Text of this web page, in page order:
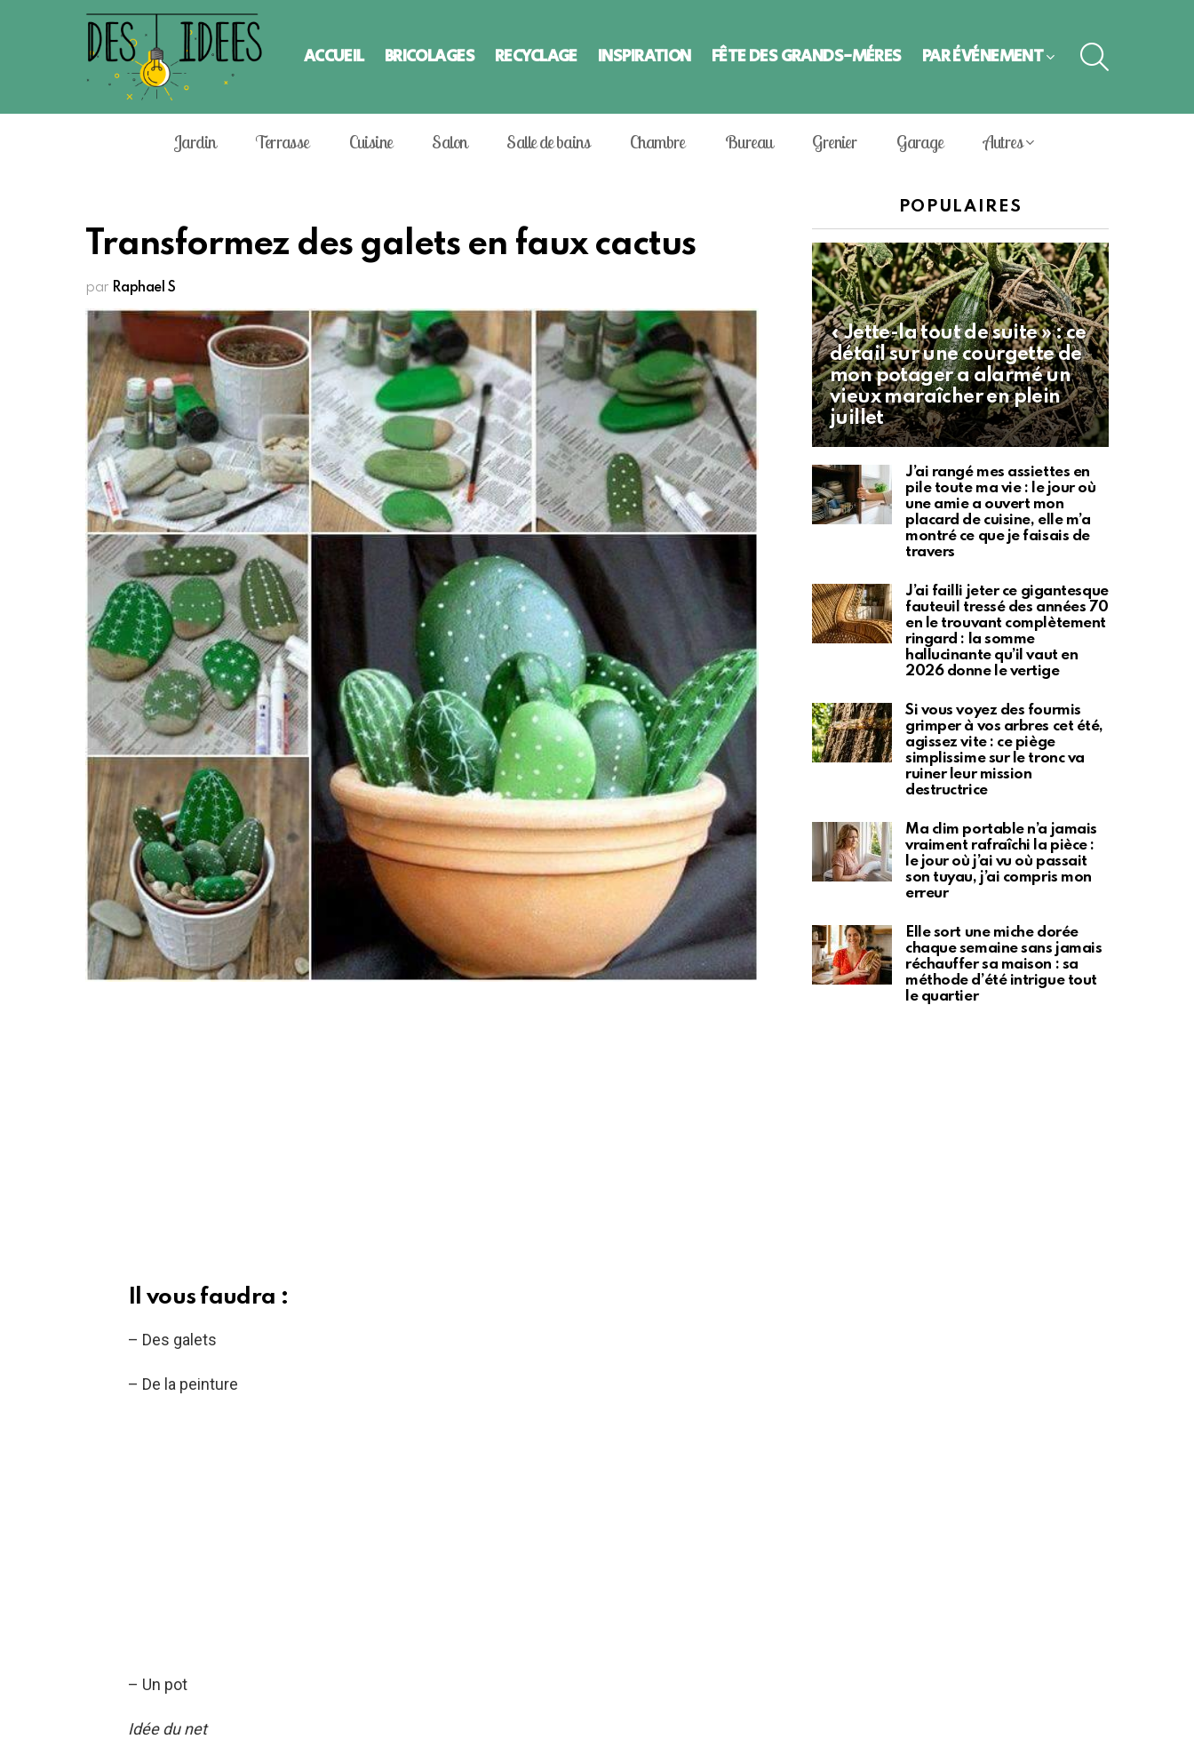
ACCUEIL BRICOLAGES RECYCLAGE INSPIRATION FÊTE DES GRANDS-MÈRES PAR ÉVÈNEMENT
Jardin Terrasse Cuisine Salon Salle de bains Chambre Bureau Grenier Garage Autres
Transformez des galets en faux cactus
par Raphael S
Il vous faudra :
– Des galets
– De la peinture
– Un pot
Idée du net
POPULAIRES
« Jette-la tout de suite » : ce
détail sur une courgette de
mon potager a alarmé un
vieux maraîcher en plein
juillet
J’ai rangé mes assiettes en
pile toute ma vie : le jour où
une amie a ouvert mon
placard de cuisine, elle m’a
montré ce que je faisais de
travers
J’ai failli jeter ce gigantesque
fauteuil tressé des années 70
en le trouvant complètement
ringard : la somme
hallucinante qu’il vaut en
2026 donne le vertige
Si vous voyez des fourmis
grimper à vos arbres cet été,
agissez vite : ce piège
simplissime sur le tronc va
ruiner leur mission
destructrice
Ma clim portable n’a jamais
vraiment rafraîchi la pièce :
le jour où j’ai vu où passait
son tuyau, j’ai compris mon
erreur
Elle sort une miche dorée
chaque semaine sans jamais
réchauffer sa maison : sa
méthode d’été intrigue tout
le quartier